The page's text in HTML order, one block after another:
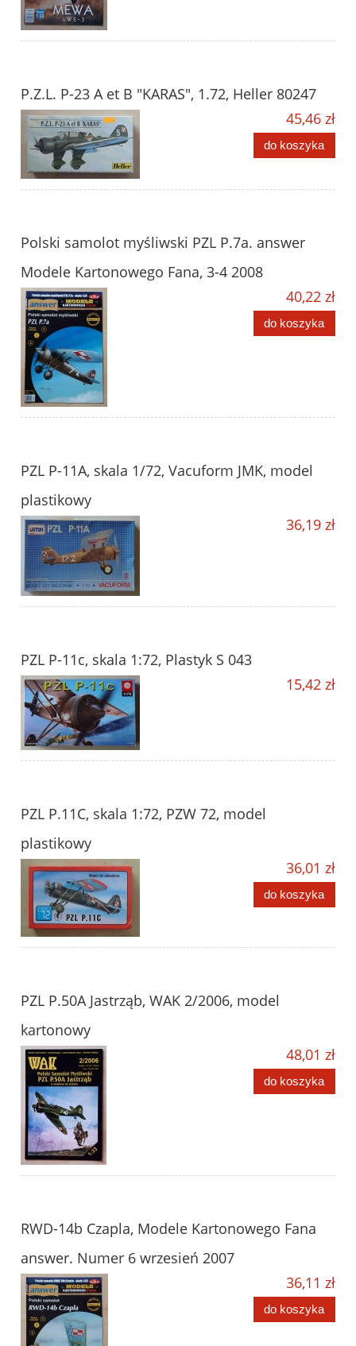
P.Z.L. P-23 A et B "KARAS", 1.72, Heller 80247
45,46 zł
do koszyka
Polski samolot myśliwski PZL P.7a. answer
Modele Kartonowego Fana, 3-4 2008
40,22 zł
do koszyka
PZL P-11A, skala 1/72, Vacuform JMK, model
plastikowy
36,19 zł
PZL P-11c, skala 1:72, Plastyk S 043
15,42 zł
PZL P.11C, skala 1:72, PZW 72, model
plastikowy
36,01 zł
do koszyka
PZL P.50A Jastrząb, WAK 2/2006, model
kartonowy
48,01 zł
do koszyka
RWD-14b Czapla, Modele Kartonowego Fana
answer. Numer 6 wrzesień 2007
36,11 zł
do koszyka